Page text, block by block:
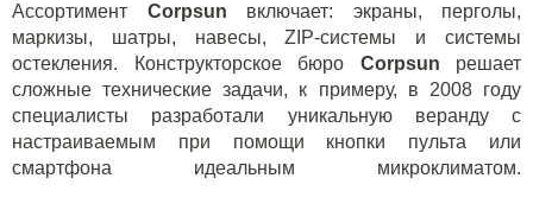
Ассортимент Corpsun
включает: экраны, перголы,
маркизы, шатры, навесы,ZIP-системы и системы
остекления. Конструкторское бюро Corpsun
решает
сложные технические задачи, к примеру, в 2008 году
специалисты разработали уникальную веранду с
настраиваемым при помощи кнопки пульта или
смартфона идеальным микроклиматом.